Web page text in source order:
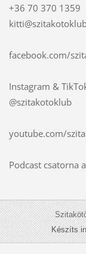
+36 70 370 1359
facebook.com/
Instagram &
@szitakotoklub
youtube.com/
Podcast csatorna
Készíts